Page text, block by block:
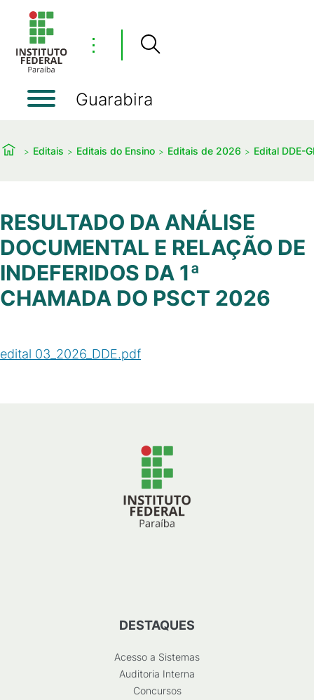
⋮
Guarabira
Editais Editais do Ensino Editais de 2026 Edital DDE-
RESULTADO DA ANÁLISE
DOCUMENTAL E RELAÇÃO DE
INDEFERIDOS DA 1ª
CHAMADA DO PSCT 2026
edital 03_2026_DDE.pdf
DESTAQUES
Acesso a Sistemas
Auditoria Interna
Concursos